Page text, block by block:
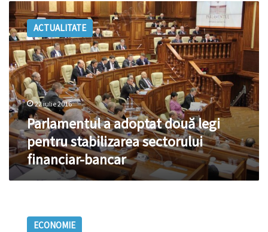
sistemul
bancar
Parlamentul
a
adoptat
două
legi
pentru
stabilizarea
sectorului
financiar-
bancar
ACTUALITATE
22 iulie 2016
Parlamentul a adoptat două legi
pentru stabilizarea sectorului
financiar-bancar
nete
ECONOMIE